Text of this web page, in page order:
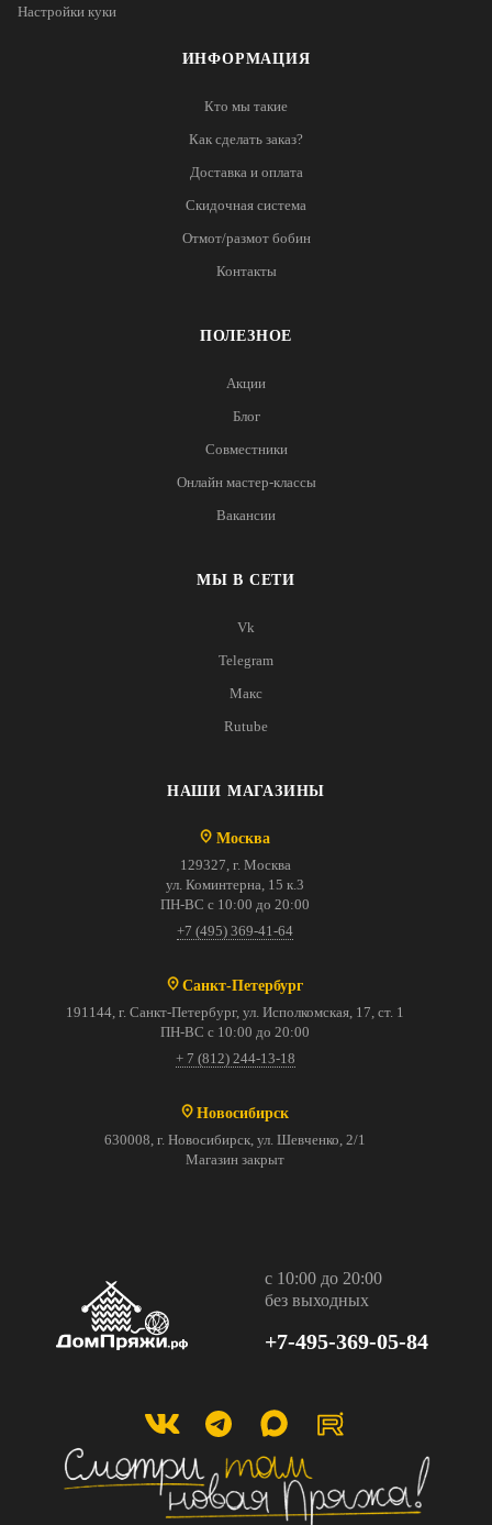
ИНФОРМАЦИЯ
Кто мы такие
Как сделать заказ?
Доставка и оплата
Скидочная система
Отмот/размот бобин
Контакты
ПОЛЕЗНОЕ
Акции
Блог
Совместники
Онлайн мастер-классы
Вакансии
МЫ В СЕТИ
Vk
Telegram
Макс
Rutube
НАШИ МАГАЗИНЫ
Москва
129327, г. Москва
ул. Коминтерна, 15 к.3
ПН-ВС с 10:00 до 20:00
+7 (495) 369-41-64
Санкт-Петербург
191144, г. Санкт-Петербург, ул. Исполкомская, 17, ст. 1
ПН-ВС с 10:00 до 20:00
+ 7 (812) 244-13-18
Новосибирск
630008, г. Новосибирск, ул. Шевченко, 2/1
Магазин закрыт
с 10:00 до 20:00
без выходных
+7-495-369-05-84
Настройки куки